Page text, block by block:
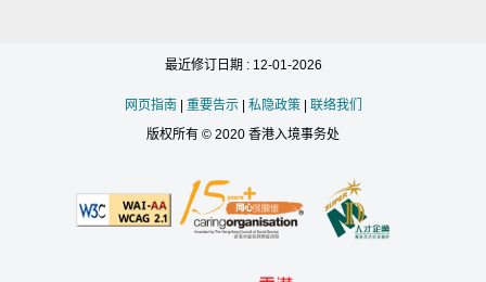
最近修订日期 : 12-01-2026
网页指南| 重要告示| 私隐政策| 联络我们
版权所有 © 2020 香港入境事务处